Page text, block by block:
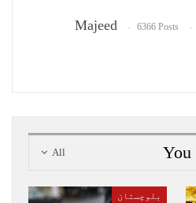
Majeed 6366 Posts
All
بلوچستان